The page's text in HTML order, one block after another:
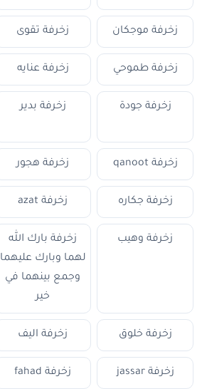
زخرفة موجكان زخرفة تقوى
زخرفة طموحي زخرفة عنايه
زخرفة جودة زخرفة بدير
زخرفة qanoot زخرفة هجور
زخرفة جكاره زخرفة azat
زخرفة وهيب
زخرفة بارك الله
لهما وبارك عليهما
وجمع بينهما في
خير
زخرفة خلوق زخرفة اليف
زخرفة jassar زخرفة fahad